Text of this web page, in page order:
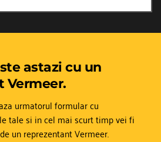
astazi cu un
Vermeer.
urmatorul formular cu
tale si in cel mai scurt timp vei fi
un reprezentant Vermeer.